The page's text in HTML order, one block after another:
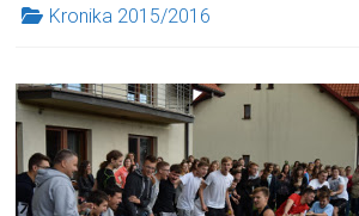
Kronika 2015/2016